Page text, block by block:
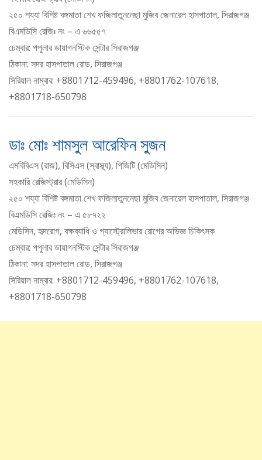
২৫০ শয্যা বিশিষ্ট বঙ্গমাতা শেখ ফজিলাতুননেছা মুজিব জেনারেল হাসপাতাল, সিরাজগঞ্জ
বিএমডিসি রেজিঃ নং – এ ৬৬৫৫৭
চেম্বার: পপুলার ডায়াগনস্টিক সেন্টার সিরাজগঞ্জ
ঠিকানা: সদর হাসপাতাল রোড, সিরাজগঞ্জ
সিরিয়াল নাম্বার: +8801712-459496, +8801762-107618,
+8801718-650798
ডাঃ মোঃ শামসুল আরেফিন সুজন
এমবিবিএস (রাজ), বিসিএস (স্বাস্থ্য), পিজিটি (মেডিসিন)
সহকারি রেজিস্ট্রার (মেডিসিন)
২৫০ শয্যা বিশিষ্ট বঙ্গমাতা শেখ ফজিলাতুননেছা মুজিব জেনারেল হাসপাতাল, সিরাজগঞ্জ
বিএমডিসি রেজিঃ নং – এ ৫৮৭২২
মেডিসিন, হৃদরোগ, বক্ষব্যাধি ও গ্যাস্ট্রোলিভার রোগের অভিজ্ঞ চিকিৎসক
চেম্বার: পপুলার ডায়াগনস্টিক সেন্টার সিরাজগঞ্জ
ঠিকানা: সদর হাসপাতাল রোড, সিরাজগঞ্জ
সিরিয়াল নাম্বার: +8801712-459496, +8801762-107618,
+8801718-650798